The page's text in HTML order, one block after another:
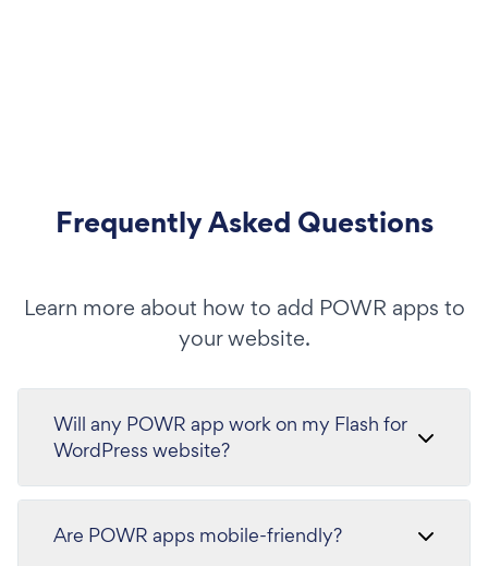
Frequently Asked Questions
Learn more about how to add POWR apps to
your website.
Will any POWR app work on my Flash for
WordPress website?
Are POWR apps mobile-friendly?